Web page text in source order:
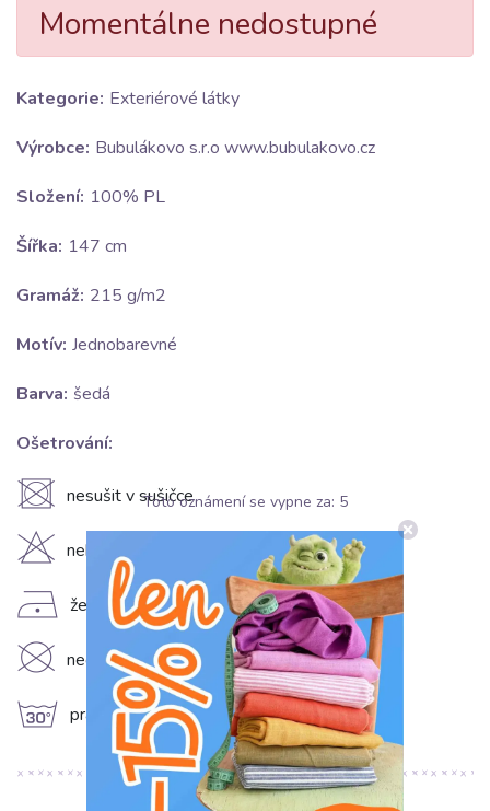
Momentálne nedostupné
Kategorie: Exteriérové látky
Výrobce: Bubulákovo s.r.o www.bubulakovo.cz
Složení: 100% PL
Šířka: 147 cm
Gramáž: 215 g/m2
Motív: Jednobarevné
Barva: šedá
Ošetrování:
U nesušit v sušičce
H nebělit
D žehlit na nízkém stupni (110°C)
K nečistit chemicky
g prát na 30°C
Toto oznámení se vypne za: 5